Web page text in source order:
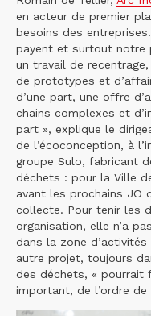
en acteur de premier
besoins des
payent et surtout notre
un travail de
de prototypes et
d’une part, une offre
chains complexes et
part », explique le
de l’écoconception, à
groupe Sulo, fabricant
déchets : pour la Ville
avant les prochains JO
collecte. Pour tenir les
organisation, elle n’a
dans la zone
autre projet, toujours
des déchets, « pourrait
important, de l’ordre